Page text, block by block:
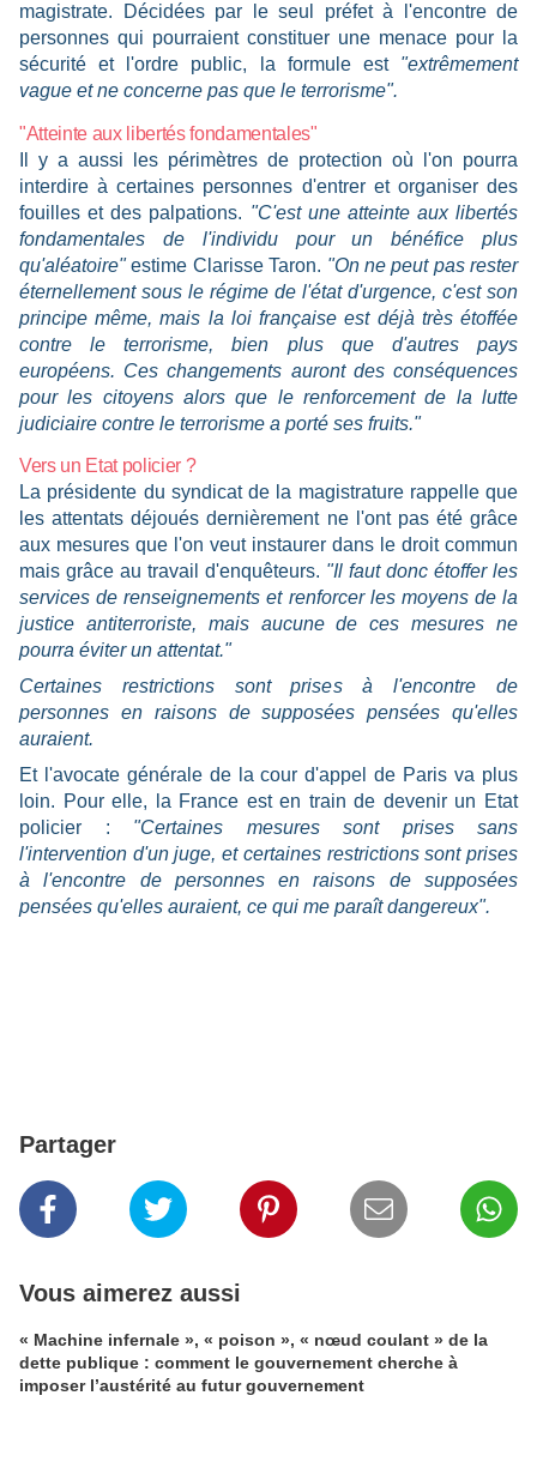
magistrate. Décidées par le seul préfet à l'encontre de
personnes qui pourraient constituer une menace pour la
sécurité et l'ordre public, la formule est "extrêmement
vague et ne concerne pas que le terrorisme".
"Atteinte aux libertés fondamentales"
Il y a aussi les périmètres de protection où l'on pourra
interdire à certaines personnes d'entrer et organiser des
fouilles et des palpations. "C'est une atteinte aux libertés
fondamentales de l'individu pour un bénéfice plus
qu'aléatoire"estime Clarisse Taron. "On ne peut pas rester
éternellement sous le régime de l'état d'urgence, c'est son
principe même, mais la loi française est déjà très étoffée
contre le terrorisme, bien plus que d'autres pays
européens. Ces changements auront des conséquences
pour les citoyens alors que le renforcement de la lutte
judiciaire contre le terrorisme a porté ses fruits."
Vers un Etat policier ?
La présidente du syndicat de la magistrature rappelle que
les attentats déjoués dernièrement ne l'ont pas été grâce
aux mesures que l'on veut instaurer dans le droit commun
mais grâce au travail d'enquêteurs. "Il faut donc étoffer les
services de renseignements et renforcer les moyens de la
justice antiterroriste, mais aucune de ces mesures ne
pourra éviter un attentat."
Certaines restrictions sont prises à l'encontre de
personnes en raisons de supposées pensées qu'elles
auraient.
Et l'avocate générale de la cour d'appel de Paris va plus
loin. Pour elle, la France est en train de devenir un Etat
policier : "Certaines mesures sont prises sans
l'intervention d'un juge, et certaines restrictions sont prises
à l'encontre de personnes en raisons de supposées
pensées qu'elles auraient, ce qui me paraît dangereux".
Partager
Vous aimerez aussi
« Machine infernale », « poison », « nœud coulant » de la
dette publique : comment le gouvernement cherche à
imposer l’austérité au futur gouvernement